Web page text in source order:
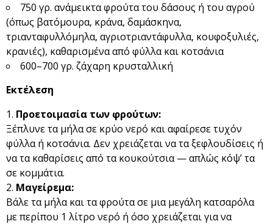
750 γρ. ανάμεικτα φρούτα του δάσους ή του αγρού
(όπως βατόμουρα, κράνα, δαμάσκηνα,
τριανταφυλλόμηλα, αγριοτριαντάφυλλα, κουφοξυλιές,
κρανιές), καθαρισμένα από φύλλα και κοτσάνια
600–700 γρ. ζάχαρη κρυσταλλική
Εκτέλεση
Προετοιμασία των φρούτων:
Ξέπλυνε τα μήλα σε κρύο νερό και αφαίρεσε τυχόν
φύλλα ή κοτσάνια. Δεν χρειάζεται να τα ξεφλουδίσεις ή
να τα καθαρίσεις από τα κουκούτσια — απλώς κόψ’ τα
σε κομμάτια.
Μαγείρεμα:
Βάλε τα μήλα και τα φρούτα σε μια μεγάλη κατσαρόλα
με περίπου 1 λίτρο νερό ή όσο χρειάζεται για να